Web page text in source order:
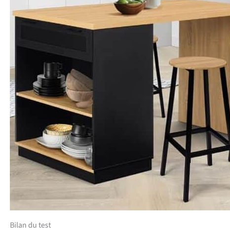
Bilan du test